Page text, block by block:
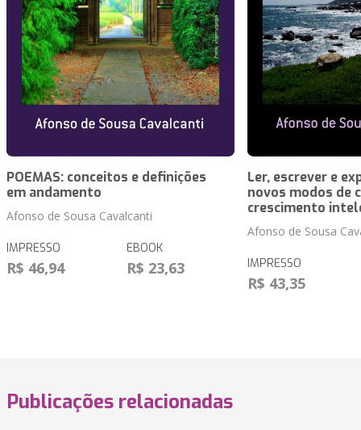
POEMAS: conceitos e definições
em andamento
Afonso de Sousa Cavalcanti
IMPRESSO
R$ 46,94
EBOOK
R$ 23,63
Ler, escrever e
novos modos de
crescimento
Afonso de Sousa
IMPRESSO
R$ 43,35
Publicações relacionadas